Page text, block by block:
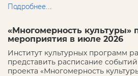
Подробнее...
«Многомерность культуры»
мероприятия в июле 2026
Институт культурных программ
представить расписание
проекта «Многомерность